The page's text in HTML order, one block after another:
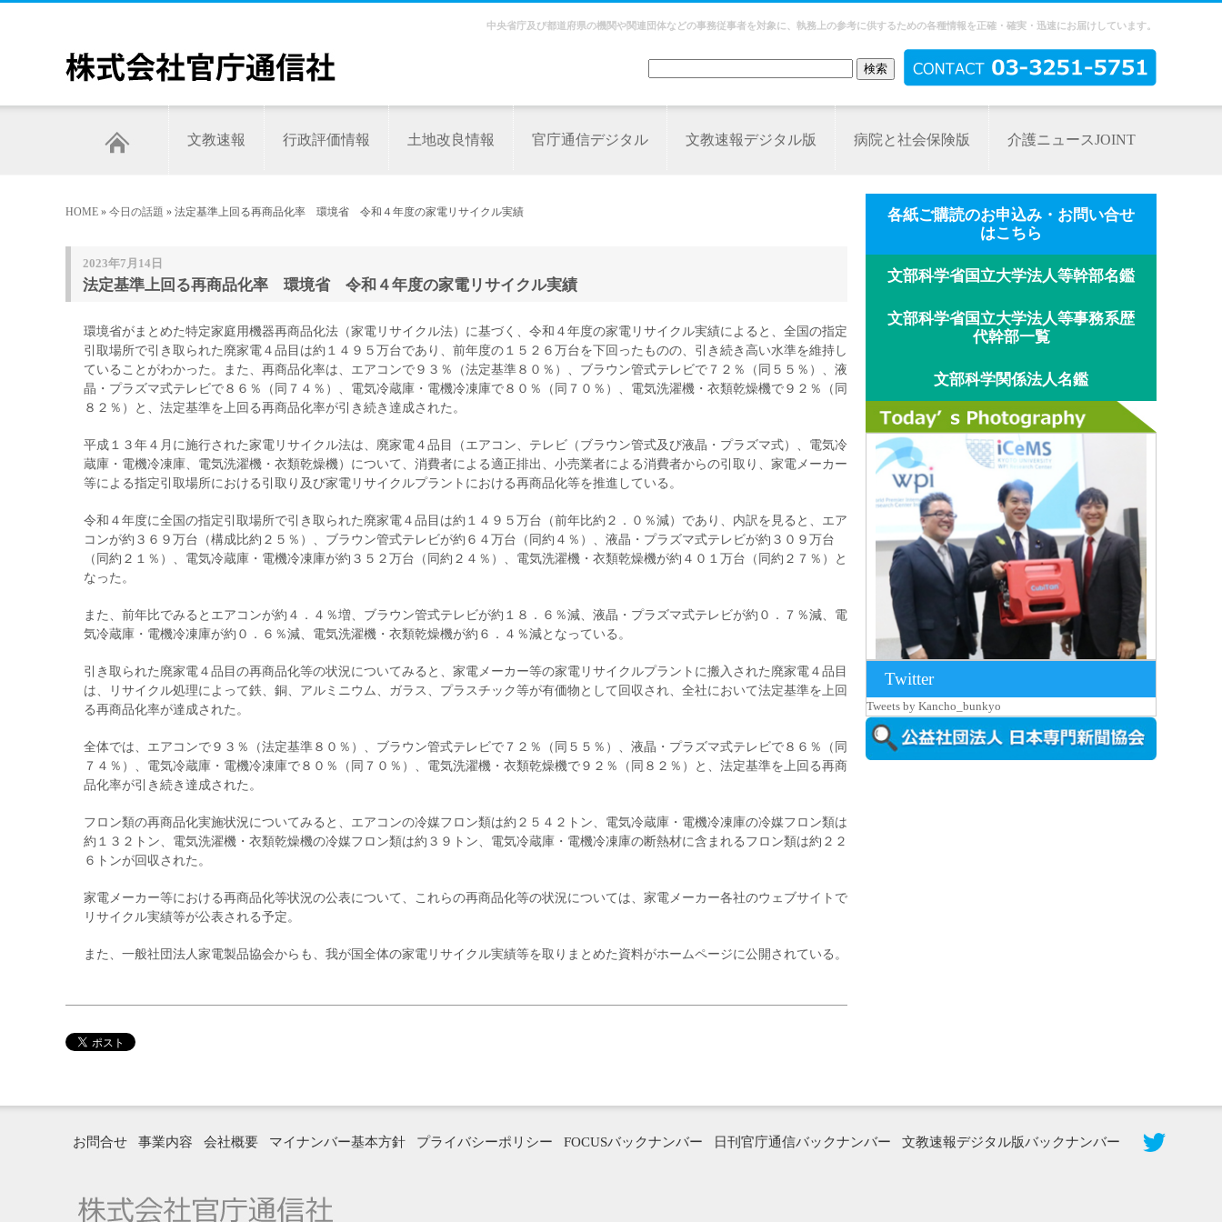
中央省庁及び都道府県の機関や関連団体などの事務従事者を対象に、執務上の参考に供するための各種情報を正確・確実・迅速にお届けしています。
文教速報 行政評価情報 土地改良情報 官庁通信デジタル 文教速報デジタル版 病院と社会保険版 介護ニュースJOINT
HOME » 今日の話題 » 法定基準上回る再商品化率 環境省 令和４年度の家電リサイクル実績
2023年7月14日
法定基準上回る再商品化率 環境省 令和４年度の家電リサイクル実績
環境省がまとめた特定家庭用機器再商品化法（家電リサイクル法）に基づく、令和４年度の家電リサイクル実績によると、全国の指定
引取場所で引き取られた廃家電４品目は約１４９５万台であり、前年度の１５２６万台を下回ったものの、引き続き高い水準を維持し
ていることがわかった。また、再商品化率は、エアコンで９３％（法定基準８０％）、ブラウン管式テレビで７２％（同５５％）、液
晶・プラズマ式テレビで８６％（同７４％）、電気冷蔵庫・電機冷凍庫で８０％（同７０％）、電気洗濯機・衣類乾燥機で９２％（同
８２％）と、法定基準を上回る再商品化率が引き続き達成された。
平成１３年４月に施行された家電リサイクル法は、廃家電４品目（エアコン、テレビ（ブラウン管式及び液晶・プラズマ式）、電気冷
蔵庫・電機冷凍庫、電気洗濯機・衣類乾燥機）について、消費者による適正排出、小売業者による消費者からの引取り、家電メーカー
等による指定引取場所における引取り及び家電リサイクルプラントにおける再商品化等を推進している。
令和４年度に全国の指定引取場所で引き取られた廃家電４品目は約１４９５万台（前年比約２．０％減）であり、内訳を見ると、エア
コンが約３６９万台（構成比約２５％）、ブラウン管式テレビが約６４万台（同約４％）、液晶・プラズマ式テレビが約３０９万台
（同約２１％）、電気冷蔵庫・電機冷凍庫が約３５２万台（同約２４％）、電気洗濯機・衣類乾燥機が約４０１万台（同約２７％）と
なった。
また、前年比でみるとエアコンが約４．４％増、ブラウン管式テレビが約１８．６％減、液晶・プラズマ式テレビが約０．７％減、電
気冷蔵庫・電機冷凍庫が約０．６％減、電気洗濯機・衣類乾燥機が約６．４％減となっている。
引き取られた廃家電４品目の再商品化等の状況についてみると、家電メーカー等の家電リサイクルプラントに搬入された廃家電４品目
は、リサイクル処理によって鉄、銅、アルミニウム、ガラス、プラスチック等が有価物として回収され、全社において法定基準を上回
る再商品化率が達成された。
全体では、エアコンで９３％（法定基準８０％）、ブラウン管式テレビで７２％（同５５％）、液晶・プラズマ式テレビで８６％（同
７４％）、電気冷蔵庫・電機冷凍庫で８０％（同７０％）、電気洗濯機・衣類乾燥機で９２％（同８２％）と、法定基準を上回る再商
品化率が引き続き達成された。
フロン類の再商品化実施状況についてみると、エアコンの冷媒フロン類は約２５４２トン、電気冷蔵庫・電機冷凍庫の冷媒フロン類は
約１３２トン、電気洗濯機・衣類乾燥機の冷媒フロン類は約３９トン、電気冷蔵庫・電機冷凍庫の断熱材に含まれるフロン類は約２２
６トンが回収された。
家電メーカー等における再商品化等状況の公表について、これらの再商品化等の状況については、家電メーカー各社のウェブサイトで
リサイクル実績等が公表される予定。
また、一般社団法人家電製品協会からも、我が国全体の家電リサイクル実績等を取りまとめた資料がホームページに公開されている。
各紙ご購読のお申込み・お問い合せ
はこちら
文部科学省国立大学法人等幹部名鑑
文部科学省国立大学法人等事務系歴
代幹部一覧
文部科学関係法人名鑑
京都大iCeMS等を視察した松本文部科学
大...
Twitter
Tweets by Kancho_bunkyo
お問合せ 事業内容 会社概要 マイナンバー基本方針 プライバシーポリシー FOCUSバックナンバー 日刊官庁通信バックナンバー 文教速報デジタル版バックナンバー